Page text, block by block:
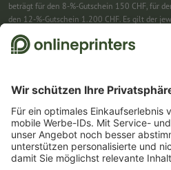
beträgt für den 8-%-Gutschein 150 CHF, für
den 12-%-Gutschein 1.200 CHF. Es gilt der
Bestellung ist nur ein Gutscheincode
Barauszahlung. Nicht mit weiteren Aktionen
Warenkorb eintragen und auf ausgewählte
Mindestbestellwert. Mehrfach einlösbar.
Aktionen kombinierbar. Die Aktion gilt bis
3 Einfach den Gutscheincode
Warenkorb eintragen und auf ausgewählte